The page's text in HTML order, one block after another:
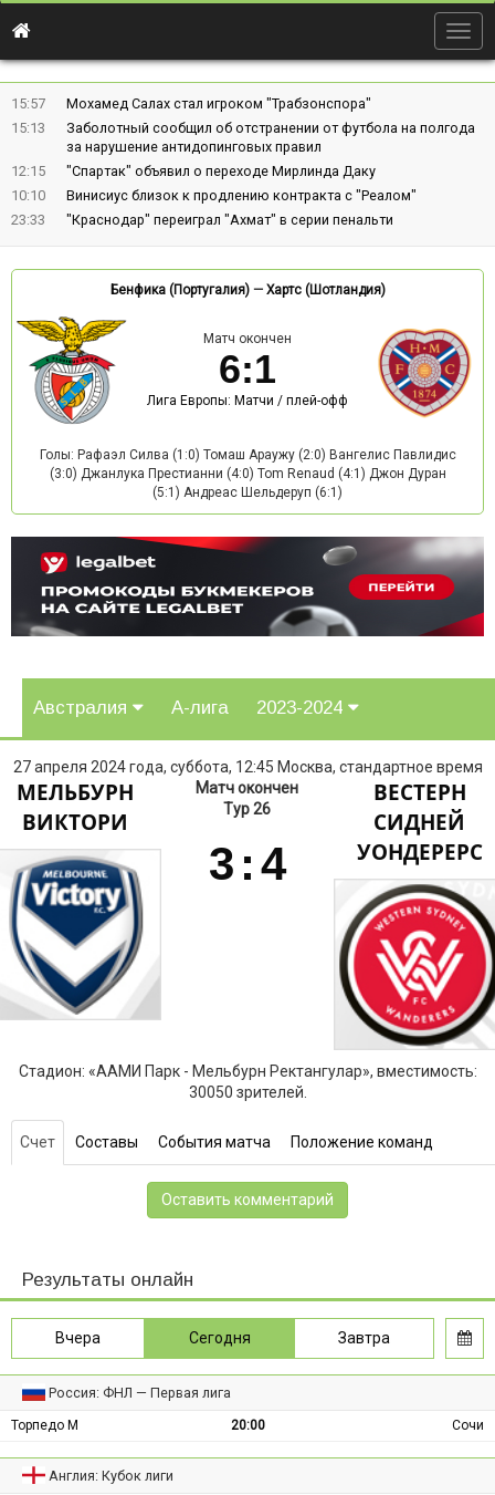
15:57
Мохамед Салах стал игроком "Трабзонспора"
15:13
Заболотный сообщил об отстранении от футбола на полгода
за нарушение антидопинговых правил
12:15
"Спартак" объявил о переходе Мирлинда Даку
10:10
Винисиус близок к продлению контракта с "Реалом"
23:33
"Краснодар" переиграл "Ахмат" в серии пенальти
Бенфика (Португалия)— Хартс (Шотландия)
Матч окончен
6:1
Лига Европы: Матчи / плей-офф
Голы: Рафаэл Силва (1:0) Томаш Араужу (2:0) Вангелис Павлидис
(3:0) Джанлука Престианни (4:0) Tom Renaud (4:1) Джон Дуран
(5:1) Андреас Шельдеруп (6:1)
Австралия А-лига 2023-2024
27 апреля 2024 года, суббота, 12:45 Москва, стандартное время
МЕЛЬБУРН
ВИКТОРИ
Матч окончен
Тур 26
3 :4
ВЕСТЕРН
СИДНЕЙ
УОНДЕРЕРС
Стадион: «ААМИ Парк - Мельбурн Ректангулар», вместимость:
30050 зрителей.
Счет Составы События матча Положение команд
Оставить комментарий
Результаты онлайн
Вчера Сегодня Завтра
Россия: ФНЛ — Первая лига
Торпедо М 20:00 Сочи
Англия: Кубок лиги